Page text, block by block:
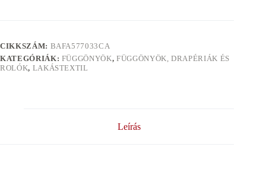
CIKKSZÁM: BAFA577033CA
KATEGÓRIÁK: FÜGGÖNYÖK, FÜGGÖNYÖK, DRAPÉRIÁK ÉS
ROLÓK, LAKÁSTEXTIL
Leírás